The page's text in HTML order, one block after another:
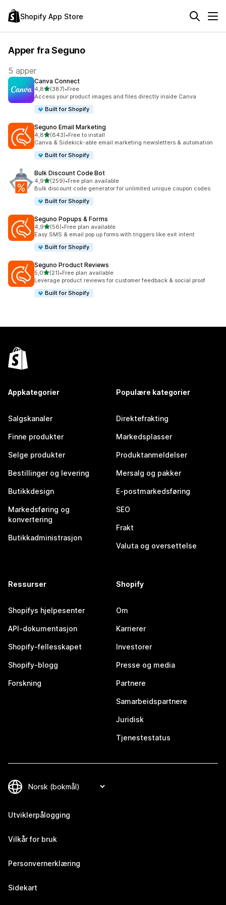
Shopify App Store
Apper fra Seguno
5 apper
Canva Connect
4,8av 5 stjerner
(387)
Totalt 387 omtaler
•Free
Access your product images and files directly inside Canva
Built for Shopify
Seguno Email Marketing
4,8av 5 stjerner
(643)
Totalt 643 omtaler
•Free to install
Canva & Sidekick-able email marketing newsletters & automation
Built for Shopify
Bulk Discount Code Bot
4,9av 5 stjerner
(259)
Totalt 259 omtaler
•Free plan available
Bulk discount code generator for unlimited unique coupon codes
Built for Shopify
Seguno Popups & Forms
4,9av 5 stjerner
(56)
Totalt 56 omtaler
•Free plan available
Easy SMS & email pop up forms with triggers like exit intent
Built for Shopify
Seguno Product Reviews
5,0av 5 stjerner
(21)
Totalt 21 omtaler
•Free plan available
Leverage product reviews for customer feedback & social proof
Built for Shopify
Appkategorier
Salgskanaler
Finne produkter
Selge produkter
Bestillinger og levering
Butikkdesign
Markedsføring og
konvertering
Butikkadministrasjon
Populære kategorier
Direktefrakting
Markedsplasser
Produktanmeldelser
Mersalg og pakker
E-postmarkedsføring
SEO
Frakt
Valuta og oversettelse
Ressurser
Shopifys hjelpesenter
API-dokumentasjon
Shopify-fellesskapet
Shopify-blogg
Forskning
Shopify
Om
Karrierer
Investorer
Presse og media
Partnere
Samarbeidspartnere
Juridisk
Tjenestestatus
Utviklerpålogging
Vilkår for bruk
Personvernerklæring
Sidekart